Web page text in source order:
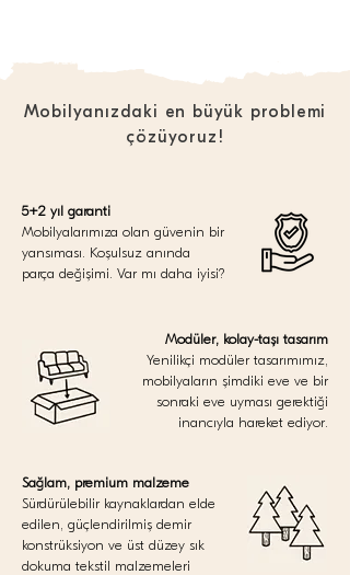
Mobilyanızdaki en büyük problemi
çözüyoruz!
5+2 yıl garanti
Mobilyalarımıza olan güvenin bir
yansıması. Koşulsuz anında
parça değişimi. Var mı daha iyisi?
Modüler, kolay-taşı tasarım
Yenilikçi modüler tasarımımız,
mobilyaların şimdiki eve ve bir
sonraki eve uyması gerektiği
inancıyla hareket ediyor.
Sağlam, premium malzeme
Sürdürülebilir kaynaklardan elde
edilen, güçlendirilmiş demir
konstrüksiyon ve üst düzey sık
dokuma tekstil malzemeleri